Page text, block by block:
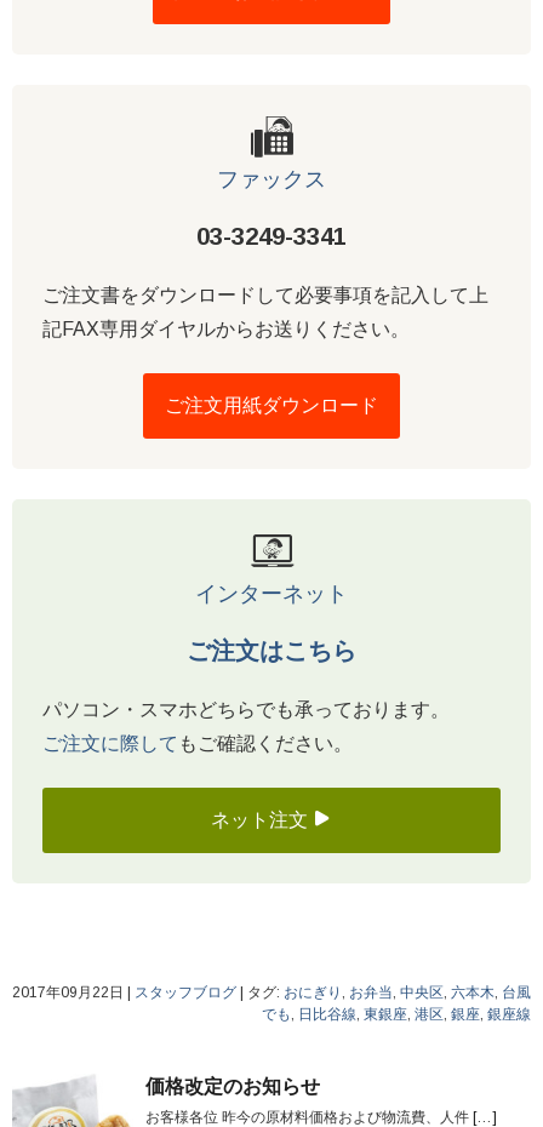
ファックス
03-3249-3341
ご注文書をダウンロードして必要事項を記入して上
記FAX専用ダイヤルからお送りください。
ご注文用紙ダウンロード
インターネット
ご注文はこちら
パソコン・スマホどちらでも承っております。
ご注文に際して もご確認ください。
ネット注文
2017年09月22日 スタッフブログ タグ: おにぎり , お弁当, 中央区, 六本木, 台風
でも, 日比谷線, 東銀座, 港区, 銀座, 銀座線
価格改定のお知らせ
お客様各位 昨今の原材料価格および物流費、人件 […]